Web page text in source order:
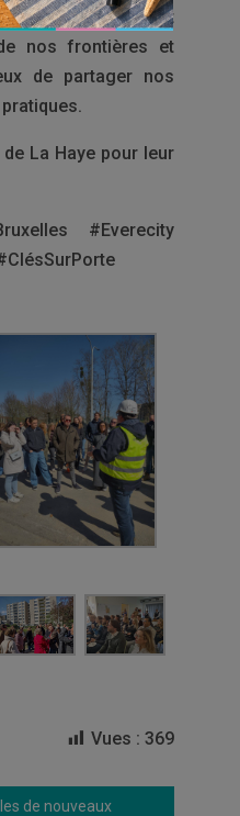
logement sont
nos frontières et
de partager nos
La Haye pour leur
#Everecity
Vues : 369
de nouveaux